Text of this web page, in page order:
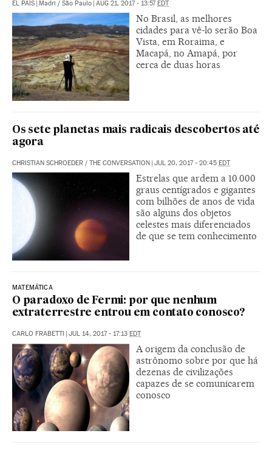
EL PAÍS | Madri / São Paulo | AUG 21, 2017 - 13:57EDT
No Brasil, as melhores
cidades para vê-lo serão Boa
Vista, em Roraima, e
Macapá, no Amapá, por
cerca de duas horas
Os sete planetas mais radicais descobertos até
agora
CHRISTIAN SCHROEDER / THE CONVERSATION | JUL 20, 2017 - 20:45 EDT
Estrelas que ardem a 10.000
graus centígrados e gigantes
com bilhões de anos de vida
são alguns dos objetos
celestes mais diferenciados
de que se tem conhecimento
MATEMÁTICA
O paradoxo de Fermi: por que nenhum
extraterrestre entrou em contato conosco?
CARLO FRABETTI | JUL 14, 2017 - 17:13 EDT
A origem da conclusão de
astrônomo sobre por que há
dezenas de civilizações
capazes de se comunicarem
conosco